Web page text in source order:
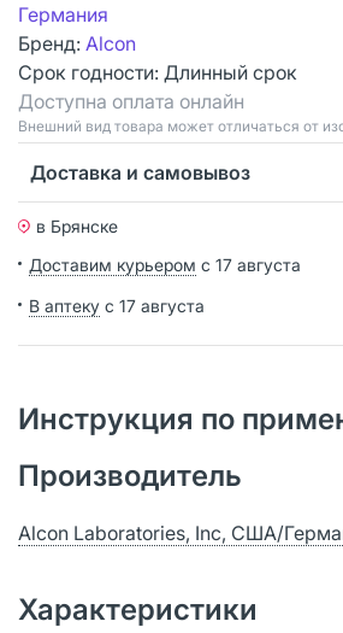
Германия
Бренд: Alcon
Срок годности: Длинный срок
Доступна оплата онлайн
Bнешний вид товара может отличаться от
Доставка и самовывоз
в Брянске
Доставим курьером с 17 августа
В аптеку с 17 августа
Инструкция по
Производитель
Alcon Laboratories, Inc, США/
Характеристики